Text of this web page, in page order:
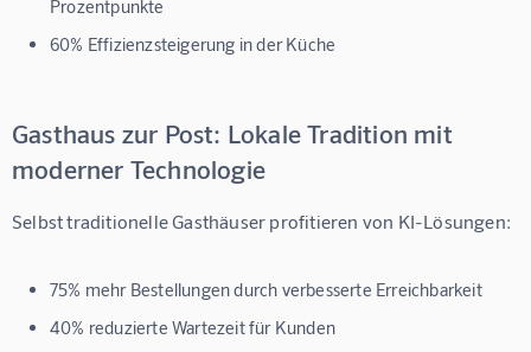
Prozentpunkte
60% Effizienzsteigerung in der Küche
Gasthaus zur Post: Lokale Tradition mit
moderner Technologie
Selbst traditionelle Gasthäuser profitieren von KI-Lösungen:
75% mehr Bestellungendurch verbesserte Erreichbarkeit
40% reduzierte Wartezeitfür Kunden